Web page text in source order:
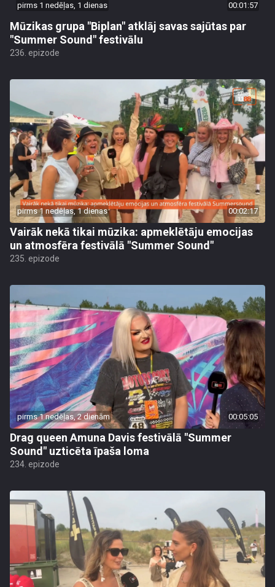
pirms 1 nedēļas, 1 dienas 00:01:57
Mūzikas grupa "Biplan" atklāj savas sajūtas par
"Summer Sound" festivālu
236. epizode
pirms 1 nedēļas, 1 dienas 00:02:17
Vairāk nekā tikai mūzika: apmeklētāju emocijas
un atmosfēra festivālā "Summer Sound"
235. epizode
pirms 1 nedēļas, 2 dienām 00:05:05
Drag queen Amuna Davis festivālā "Summer
Sound" uzticēta īpaša loma
234. epizode